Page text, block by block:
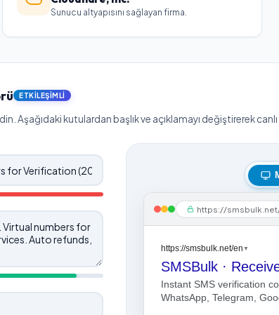
Sunucu altyapısını sağlayan firma.
ETKILEŞIMLI
Aşağıdaki kutulardan başlık ve açıklamayı değiştirerek
https://
https://smsbulk.net/en ▼
Instant SMS verification
WhatsApp, Telegram,